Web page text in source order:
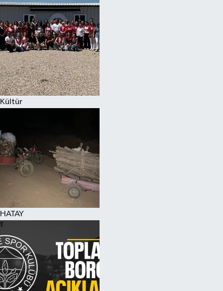
Kültür
HATAY
Spor
Teknoloji
Yaşam